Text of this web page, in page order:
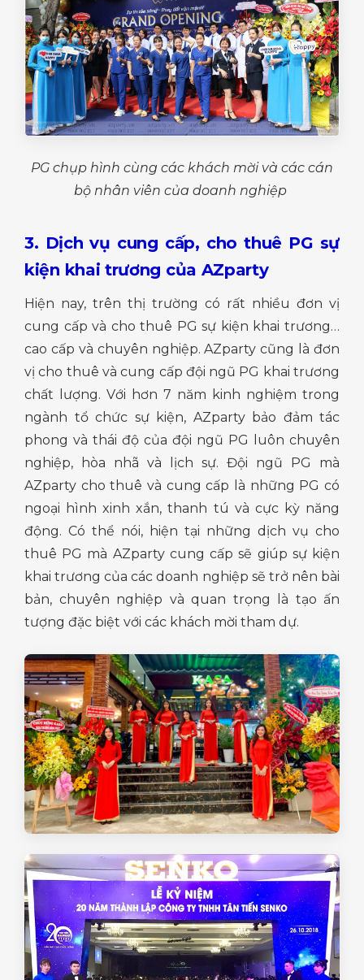
PG chụp hình cùng các khách mời và các cán
bộ nhân viên của doanh nghiệp
3. Dịch vụ cung cấp, cho thuê PG sự
kiện khai trương của AZparty
Hiện nay, trên thị trường có rất nhiều đơn vị
cung cấp và cho thuê PG sự kiện khai trương…
cao cấp và chuyên nghiệp. AZparty cũng là đơn
vị cho thuê và cung cấp đội ngũ PG khai trương
chất lượng. Với hơn 7 năm kinh nghiệm trong
ngành tổ chức sự kiện, AZparty bảo đảm tác
phong và thái độ của đội ngũ PG luôn chuyên
nghiệp, hòa nhã và lịch sự. Đội ngũ PG mà
AZparty cho thuê và cung cấp là những PG có
ngoại hình xinh xắn, thanh tú và cực kỳ năng
động. Có thể nói, hiện tại những dịch vụ cho
thuê PG mà AZparty cung cấp sẽ giúp sự kiện
khai trương của các doanh nghiệp sẽ trở nên bài
bản, chuyên nghiệp và quan trọng là tạo ấn
tượng đặc biệt với các khách mời tham dự.